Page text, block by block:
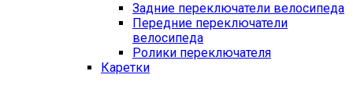
Задние переключатели велосипеда
Передние переключатели
велосипеда
Ролики переключателя
Каретки